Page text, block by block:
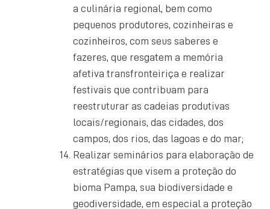
a culinária regional, bem como
pequenos produtores, cozinheiras e
cozinheiros, com seus saberes e
fazeres, que resgatem a memória
afetiva transfronteiriça e realizar
festivais que contribuam para
reestruturar as cadeias produtivas
locais/regionais, das cidades, dos
campos, dos rios, das lagoas e do mar;
Realizar seminários para elaboração de
estratégias que visem a proteção do
bioma Pampa, sua biodiversidade e
geodiversidade, em especial a proteção